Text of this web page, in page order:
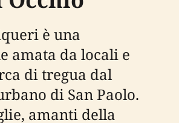
amata da locali e
di tregua dal
di San Paolo.
amanti della